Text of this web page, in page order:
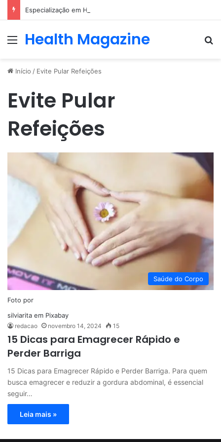
Menu
Health Magazine
Início / Evite Pular Refeições
Evite Pular
Refeições
Saúde do Corpo
Foto por
silviarita em Pixabay
redacao novembro 14, 2024 15
15 Dicas para Emagrecer Rápido e
Perder Barriga
15 Dicas para Emagrecer Rápido e Perder Barriga. Para quem
busca emagrecer e reduzir a gordura abdominal, é essencial
seguir…
Leia mais »